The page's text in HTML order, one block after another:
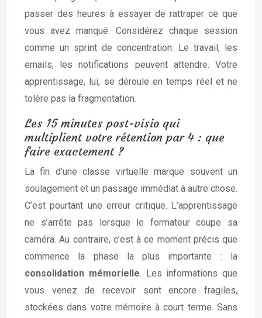
passer des heures à essayer de rattraper ce que
vous avez manqué. Considérez chaque session
comme un sprint de concentration. Le travail, les
emails, les notifications peuvent attendre. Votre
apprentissage, lui, se déroule en temps réel et ne
tolère pas la fragmentation.
Les 15 minutes post-visio qui
multiplient votre rétention par 4 : que
faire exactement ?
La fin d’une classe virtuelle marque souvent un
soulagement et un passage immédiat à autre chose.
C’est pourtant une erreur critique. L’apprentissage
ne s’arrête pas lorsque le formateur coupe sa
caméra. Au contraire, c’est à ce moment précis que
commence la phase la plus importante : la
consolidation mémorielle. Les informations que
vous venez de recevoir sont encore fragiles,
stockées dans votre mémoire à court terme. Sans